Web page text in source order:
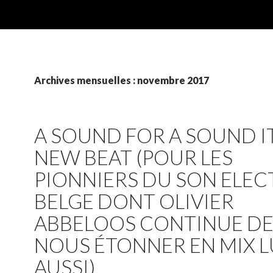
Archives mensuelles : novembre 2017
A SOUND FOR A SOUND
NEW BEAT (POUR LES
PIONNIERS DU SON
BELGE DONT OLIVIER
ABBELOOS CONTINUE DE
NOUS ÉTONNER EN MIX
AUSSI)